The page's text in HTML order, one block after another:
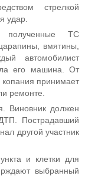
стрелкой
удар.
полученные ТС
вмятины,
автомобилист
его машина. От
копания принимает
ремонте.
Виновник должен
Пострадавший
другой участник
и клетки для
выбранный